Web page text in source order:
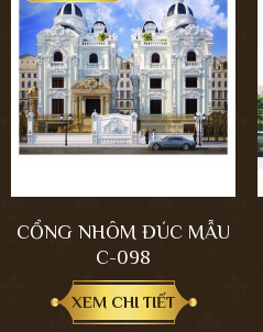
CỔNG NHÔM ĐÚC MẪU
C-098
XEM CHI TIẾT